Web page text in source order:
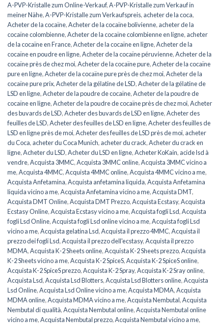
A-PVP-Kristalle zum Online-Verkauf,A-PVP-Kristalle zum Verkauf in
meiner Nähe,A-PVP-Kristalle zum Verkaufspreis, acheter de la coca,
Acheter de la cocaïne,Acheter de la cocaïne bolivienne, acheter de la
cocaïne colombienne,Acheter de la cocaïne colombienne en ligne, acheter
de la cocaïne en France,Acheter de la cocaïne en ligne,Acheter de la
cocaïne en poudre en ligne,Acheter de la cocaïne péruvienne,Acheter de la
cocaïne près de chez moi,Acheter de la cocaïne pure,Acheter de la cocaïne
pure en ligne,Acheter de la cocaïne pure près de chez moi,Acheter de la
cocaïne pure prix,Acheter de la gélatine de LSD,Acheter de la gélatine de
LSD en ligne,Acheter de la poudre de cocaïne,Acheter de la poudre de
cocaïne en ligne,Acheter de la poudre de cocaïne près de chez moi,Acheter
des buvards de LSD,Acheter des buvards de LSD en ligne,Acheter des
feuilles de LSD,Acheter des feuilles de LSD en ligne,Acheter des feuilles de
LSD en ligne près de moi,Acheter des feuilles de LSD près de moi, acheter
du Coca, acheter du Coca Munich, acheter du crack,Acheter du crack en
ligne,Acheter du LSD,Acheter du LSD en ligne,Acheter KoKain, acide lsd à
vendre,Acquista 3MMC,Acquista 3MMC online,Acquista 3MMC vicino a
me,Acquista 4MMC,Acquista 4MMC online,Acquista 4MMC vicino a me,
Acquista Anfetamina,Acquista anfetamina liquida,Acquista Anfetamina
liquida vicino a me,Acquista Anfetamina vicino a me,Acquista DMT,
Acquista DMT Online,Acquista DMT Prezzo,Acquista Ecstasy,Acquista
Ecstasy Online,Acquista Ecstasy vicino a me,Acquista fogli Lsd,Acquista
fogli Lsd Online,Acquista fogli Lsd online vicino a me,Acquista fogli Lsd
vicino a me,Acquista gelatina Lsd,Acquista il prezzo 4MMC,Acquista il
prezzo dei fogli Lsd,Acquista il prezzo dell'ecstasy,Acquista il prezzo
MDMA,Acquista K-2 Sheets online,Acquista K-2 Sheets prezzo,Acquista
K-2 Sheets vicino a me,Acquista K-2 SpiceS,Acquista K-2 SpiceS online,
Acquista K-2 SpiceS prezzo,Acquista K-2 Spray,Acquista K-2 Sray online,
Acquista Lsd,Acquista Lsd Blotters,Acquista Lsd Blotters online,Acquista
Lsd Online,Acquista Lsd Online vicino a me,Acquista MDMA,Acquista
MDMA online,Acquista MDMA vicino a me,Acquista Nembutal,Acquista
Nembutal di qualità,Acquista Nembutal online,Acquista Nembutal online
vicino a me,Acquista Nembutal prezzo,Acquista Nembutal vicino a me,